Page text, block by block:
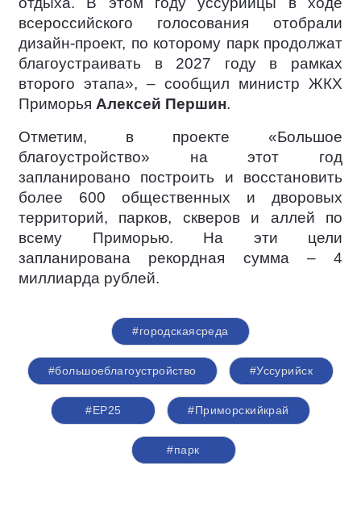
всероссийского голосования отобрали
дизайн-проект, по которому парк продолжат
благоустраивать в 2027 году в рамках
второго этапа», – сообщил министр ЖКХ
Приморья Алексей Першин.
Отметим, в проекте «Большое
благоустройство» на этот год
запланировано построить и восстановить
более 600 общественных и дворовых
территорий, парков, скверов и аллей по
всему Приморью. На эти цели
запланирована рекордная сумма – 4
миллиарда рублей.
#городскаясреда
#большоеблагоустройство #Уссурийск
#ЕР25 #Приморскийкрай
#парк